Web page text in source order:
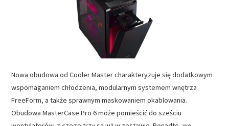
Nowa obudowa od Cooler Master charakteryzuje się dodatkowym
wspomaganiem chłodzenia, modularnym systemem wnętrza
FreeForm, a także sprawnym maskowaniem okablowania.
Obudowa MasterCase Pro 6 może pomieścić do sześciu